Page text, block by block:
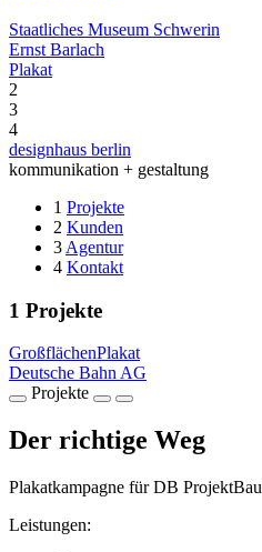
Staatliches Museum Schwerin
Ernst Barlach
Plakat
2
3
4
designhaus berlin
kommunikation + gestaltung
1 Projekte
2 Kunden
3 Agentur
4 Kontakt
1 Projekte
GroßflächenPlakat
Deutsche Bahn AG
Projekte
Der richtige Weg
Plakatkampagne für DB ProjektBau
Leistungen: